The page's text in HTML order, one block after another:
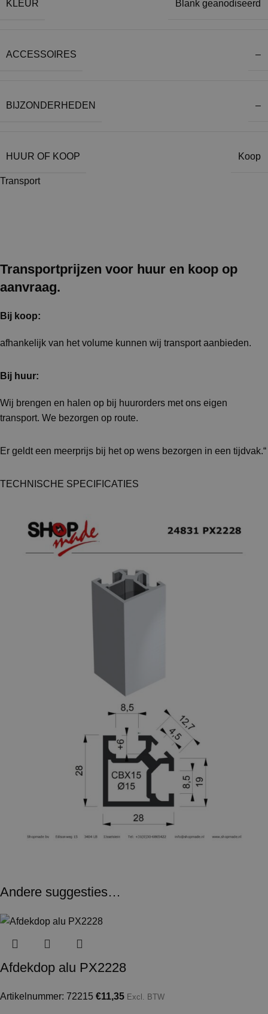
KLEUR Blank geanodiseerd
ACCESSOIRES –
BIJZONDERHEDEN –
HUUR OF KOOP Koop
Transport
Transportprijzen voor huur en koop op
aanvraag.
Bij koop:
afhankelijk van het volume kunnen wij transport aanbieden.
Bij huur:
Wij brengen en halen op bij huurorders met ons eigen
transport. We bezorgen op route.
Er geldt een meerprijs bij het op wens bezorgen in een tijdvak.“
TECHNISCHE SPECIFICATIES
Andere suggesties…
Afdekdop alu PX2228
Artikelnummer: 72215 €11,35 Excl. BTW